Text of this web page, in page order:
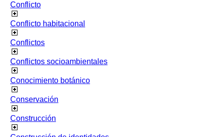
Conflicto
Conflicto habitacional
Conflictos
Conflictos socioambientales
Conocimiento botánico
Conservación
Construcción